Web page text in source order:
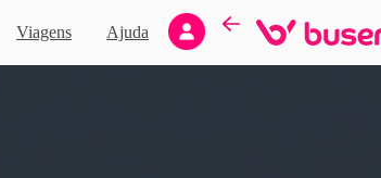
Viagens Ajuda